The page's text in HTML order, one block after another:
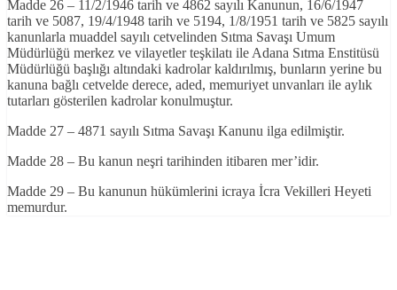
Madde 26 – 11/2/1946 tarih ve 4862 sayılı Kanunun, 16/6/1947
tarih ve 5087, 19/4/1948 tarih ve 5194, 1/8/1951 tarih ve 5825 sayılı
kanunlarla muaddel sayılı cetvelinden Sıtma Savaşı Umum
Müdürlüğü merkez ve vilayetler teşkilatı ile Adana Sıtma Enstitüsü
Müdürlüğü başlığı altındaki kadrolar kaldırılmış, bunların yerine bu
kanuna bağlı cetvelde derece, aded, memuriyet unvanları ile aylık
tutarları gösterilen kadrolar konulmuştur.
Madde 27 – 4871 sayılı Sıtma Savaşı Kanunu ilga edilmiştir.
Madde 28 – Bu kanun neşri tarihinden itibaren mer’idir.
Madde 29 – Bu kanunun hükümlerini icraya İcra Vekilleri Heyeti
memurdur.